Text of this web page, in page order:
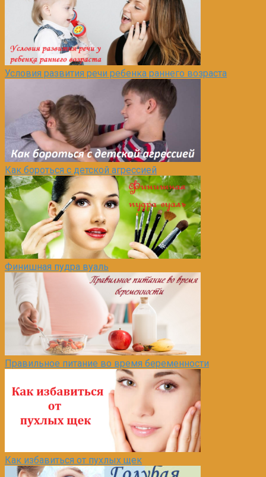
Условия развития речи ребенка раннего возраста
Как бороться с детской агрессией
Финишная пудра вуаль
Правильное питание во время беременности
Как избавиться от пухлых щек